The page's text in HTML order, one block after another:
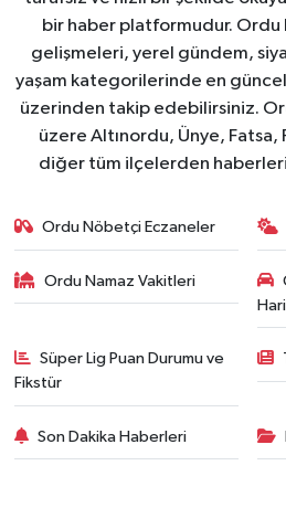
bir haber platformudur. Ordu
gelişmeleri, yerel gündem,
yaşam kategorilerinde en
üzerinden takip edebilirsiniz.
üzere Altınordu, Ünye, Fatsa,
diğer tüm ilçelerden haberleri
Ordu Nöbetçi Eczaneler
Ordu Namaz Vakitleri
Süper Lig Puan Durumu ve
Fikstür
Son Dakika Haberleri